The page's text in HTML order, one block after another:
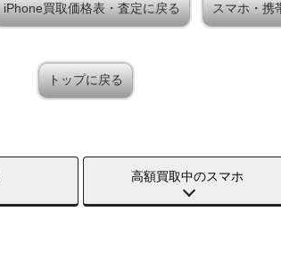
iPhone買取価格表・査定に戻る スマホ・携
トップに戻る
高額買取中のスマホ